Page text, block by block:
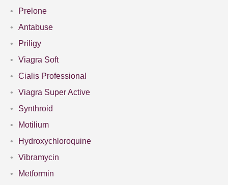
Prelone
Antabuse
Priligy
Viagra Soft
Cialis Professional
Viagra Super Active
Synthroid
Motilium
Hydroxychloroquine
Vibramycin
Metformin